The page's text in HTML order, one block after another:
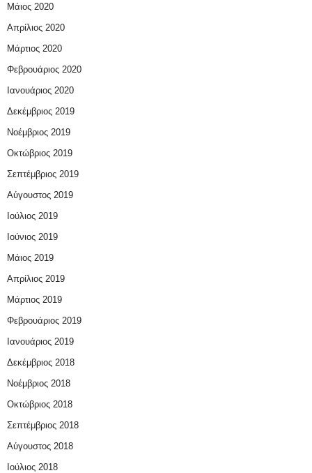
Μάιος 2020
Απρίλιος 2020
Μάρτιος 2020
Φεβρουάριος 2020
Ιανουάριος 2020
Δεκέμβριος 2019
Νοέμβριος 2019
Οκτώβριος 2019
Σεπτέμβριος 2019
Αύγουστος 2019
Ιούλιος 2019
Ιούνιος 2019
Μάιος 2019
Απρίλιος 2019
Μάρτιος 2019
Φεβρουάριος 2019
Ιανουάριος 2019
Δεκέμβριος 2018
Νοέμβριος 2018
Οκτώβριος 2018
Σεπτέμβριος 2018
Αύγουστος 2018
Ιούλιος 2018